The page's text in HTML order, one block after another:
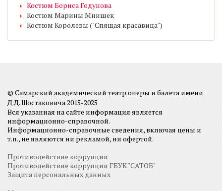
Костюм Бориса Годунова
Костюм Марины Мнишек
Костюм Королевы ("Спящая красавица")
© Самарский академический театр оперы и балета имени
Д.Д. Шостаковича 2015-2025
Вся указанная на сайте информация является
информационно-справочной.
Информационно-справочные сведения, включая цены и
т.п., не являются ни рекламой, ни офертой.
Противодействие коррупции
Противодействие коррупции ГБУК "САТОБ"
Защита персональных данных